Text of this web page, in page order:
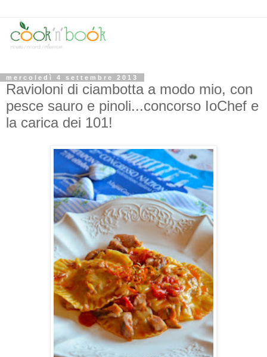
mercoledì 4 settembre 2013
Ravioloni di ciambotta a modo mio, con
pesce sauro e pinoli...concorso IoChef e
la carica dei 101!